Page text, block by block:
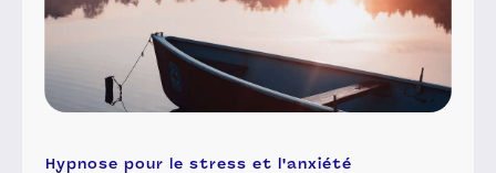
Hypnose pour le stress et l'anxiété